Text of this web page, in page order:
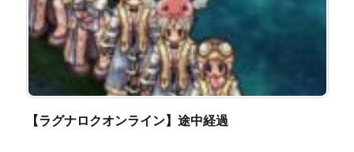
【ラグナロクオンライン】途中経過